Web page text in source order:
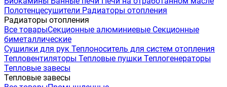
Полотенцесушители Радиаторы отопления
Радиаторы отопления
Все товарыСекционные алюминиевые Секционные
биметаллические
Сушилки для рук Теплоноситель для систем отопления
Тепловентиляторы Тепловые пушки Теплогенераторы
Тепловые завесы
Тепловые завесы